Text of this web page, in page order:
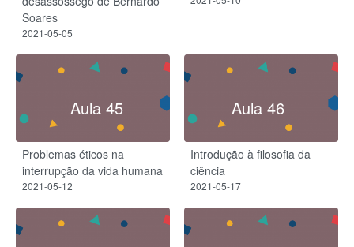
Soares
2021-05-05
Aula 45
Problemas éticos na
interrupção da vida humana
2021-05-12
Aula 46
Introdução à filosofia da
ciência
2021-05-17